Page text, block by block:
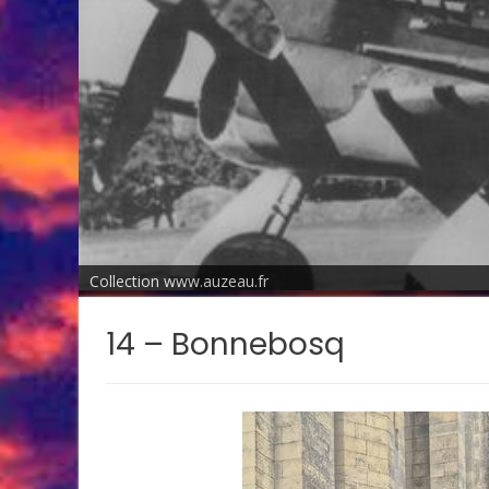
Collection www.auzeau.fr
14 – Bonnebosq